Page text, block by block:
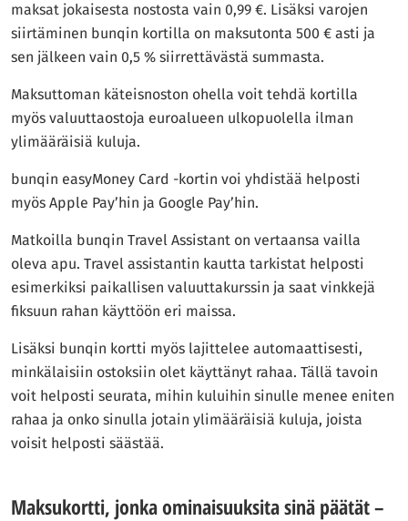
maksat jokaisesta nostosta vain 0,99 €. Lisäksi varojen
siirtäminen bunqin kortilla on maksutonta 500 € asti ja
sen jälkeen vain 0,5 % siirrettävästä summasta.
Maksuttoman käteisnoston ohella voit tehdä kortilla
myös valuuttaostoja euroalueen ulkopuolella ilman
ylimääräisiä kuluja.
bunqin easyMoney Card -kortin voi yhdistää helposti
myös Apple Pay’hin ja Google Pay’hin.
Matkoilla bunqin Travel Assistant on vertaansa vailla
oleva apu. Travel assistantin kautta tarkistat helposti
esimerkiksi paikallisen valuuttakurssin ja saat vinkkejä
fiksuun rahan käyttöön eri maissa.
Lisäksi bunqin kortti myös lajittelee automaattisesti,
minkälaisiin ostoksiin olet käyttänyt rahaa. Tällä tavoin
voit helposti seurata, mihin kuluihin sinulle menee eniten
rahaa ja onko sinulla jotain ylimääräisiä kuluja, joista
voisit helposti säästää.
Maksukortti, jonka ominaisuuksita sinä päätät –